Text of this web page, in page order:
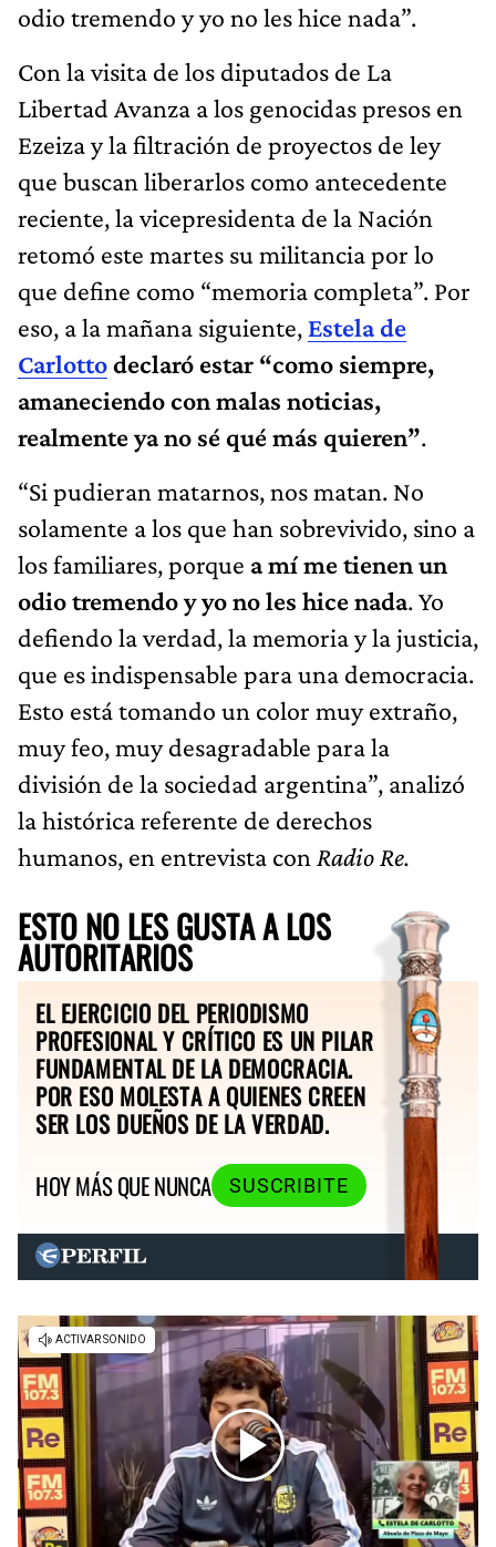
odio tremendo y yo no les hice nada”.
Con la visita de los diputados de La
Libertad Avanza a los genocidas presos en
Ezeiza y la filtración de proyectos de ley
que buscan liberarlos como antecedente
reciente, la vicepresidenta de la Nación
retomó este martes su militancia por lo
que define como “memoria completa”. Por
eso, a la mañana siguiente, Estela de
Carlottodeclaró estar “como siempre,
amaneciendo con malas noticias,
realmente ya no sé qué más quieren”.
“Si pudieran matarnos, nos matan. No
solamente a los que han sobrevivido, sino a
los familiares, porque a mí me tienen un
odio tremendo y yo no les hice nada. Yo
defiendo la verdad, la memoria y la justicia,
que es indispensable para una democracia.
Esto está tomando un color muy extraño,
muy feo, muy desagradable para la
división de la sociedad argentina”, analizó
la histórica referente de derechos
humanos, en entrevista con Radio Re.
ESTO NO LES GUSTA A LOS
AUTORITARIOS
EL EJERCICIO DEL PERIODISMO
PROFESIONAL Y CRÍTICO ES UN PILAR
FUNDAMENTAL DE LA DEMOCRACIA.
POR ESO MOLESTA A QUIENES CREEN
SER LOS DUEÑOS DE LA VERDAD.
HOY MÁS QUE NUNCA
SUSCRIBITE